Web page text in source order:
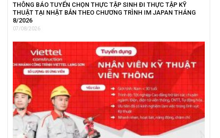
THÔNG BÁO TUYỂN CHỌN THỰC TẬP SINH ĐI THỰC TẬP KỸ
THUẬT TẠI NHẬT BẢN THEO CHƯƠNG TRÌNH IM JAPAN THÁNG
8/2026
07/08/2026